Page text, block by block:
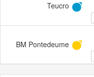
Teucro
BM Pontedeume